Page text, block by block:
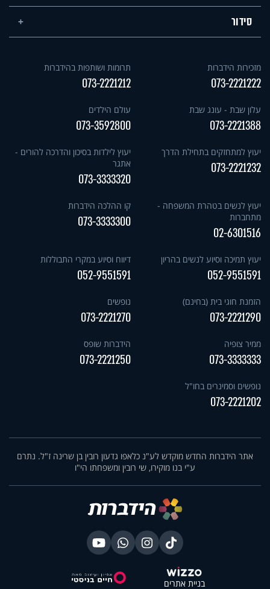
סידור
מזכירות הידברות
073-2221222
תרומות ושותפות בהידברות
073-2221212
עלון שבת - עונג שבת
073-2221388
עולם הילדים
073-3592800
יעוץ למתחזקים בתחילת הדרך
073-2221232
יעוץ לילדות בסיכון והדרכה להורים -
אתגר
073-3333320
יעוץ לנשים בטהרת המשפחה -
מתחברות
02-6301516
קו ההלכה הידברות
073-3333300
יעוץ תמיכה וסיוע לנשים בהריון
052-9551591
דיווח וסיוע במקרי התבוללות
052-9551591
הזמנת חוגי בית (בחינם)
073-2221290
נופשים
073-2221270
ממיר צופיה
073-3333333
הידברות שופס
073-2221250
נופשים וסמינרים בחו"ל
073-2221202
אתר הידברות החדש מוקדש לע"נ כלאפו גדעון רובין בן שרינה ז"ל. נתרם
ע"י בנו מוקירו, שי רובין ומשפחתו הי"ו
בניית אתרים